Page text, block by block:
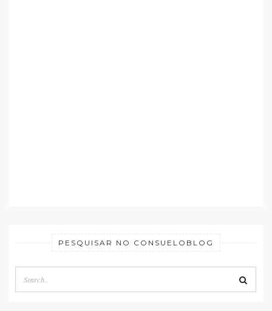
PESQUISAR NO CONSUELOBLOG